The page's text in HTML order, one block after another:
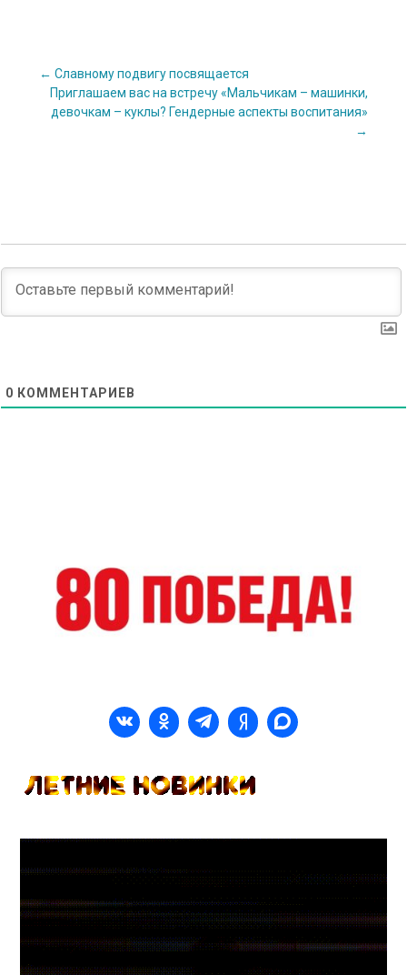
Post
← Славному подвигу посвящается
Приглашаем вас на встречу «Мальчикам – машинки,
девочкам – куклы? Гендерные аспекты воспитания»
→
0 КОММЕНТАРИЕВ